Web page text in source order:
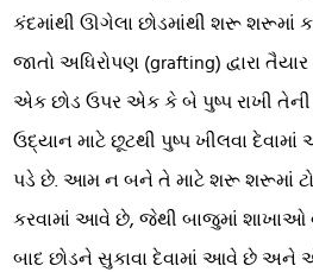
કંદમાંથી ઊગેલા છોડમાંથી શરૂ શરૂમાં
જાતો અધિરોપણ (grafting) દ્વારા
એક છોડ ઉપર એક કે બે પુષ્પ રાખી
ઉદ્યાન માટે છૂટથી પુષ્પ ખીલવા
પડે છે. આમ ન બને તે માટે શરૂ શરૂમાં
કરવામાં આવે છે, જેથી બાજુમાં શાખાઓ
બાદ છોડને સુકાવા દેવામાં આવે છે અને